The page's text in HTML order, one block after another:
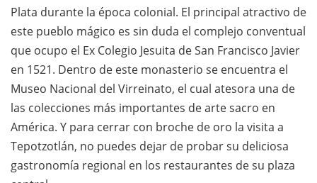
Plata durante la época colonial. El principal atractivo de
este pueblo mágico es sin duda el complejo conventual
que ocupo el Ex Colegio Jesuita de San Francisco Javier
en 1521. Dentro de este monasterio se encuentra el
Museo Nacional del Virreinato, el cual atesora una de
las colecciones más importantes de arte sacro en
América. Y para cerrar con broche de oro la visita a
Tepotzotlán, no puedes dejar de probar su deliciosa
gastronomía regional en los restaurantes de su plaza